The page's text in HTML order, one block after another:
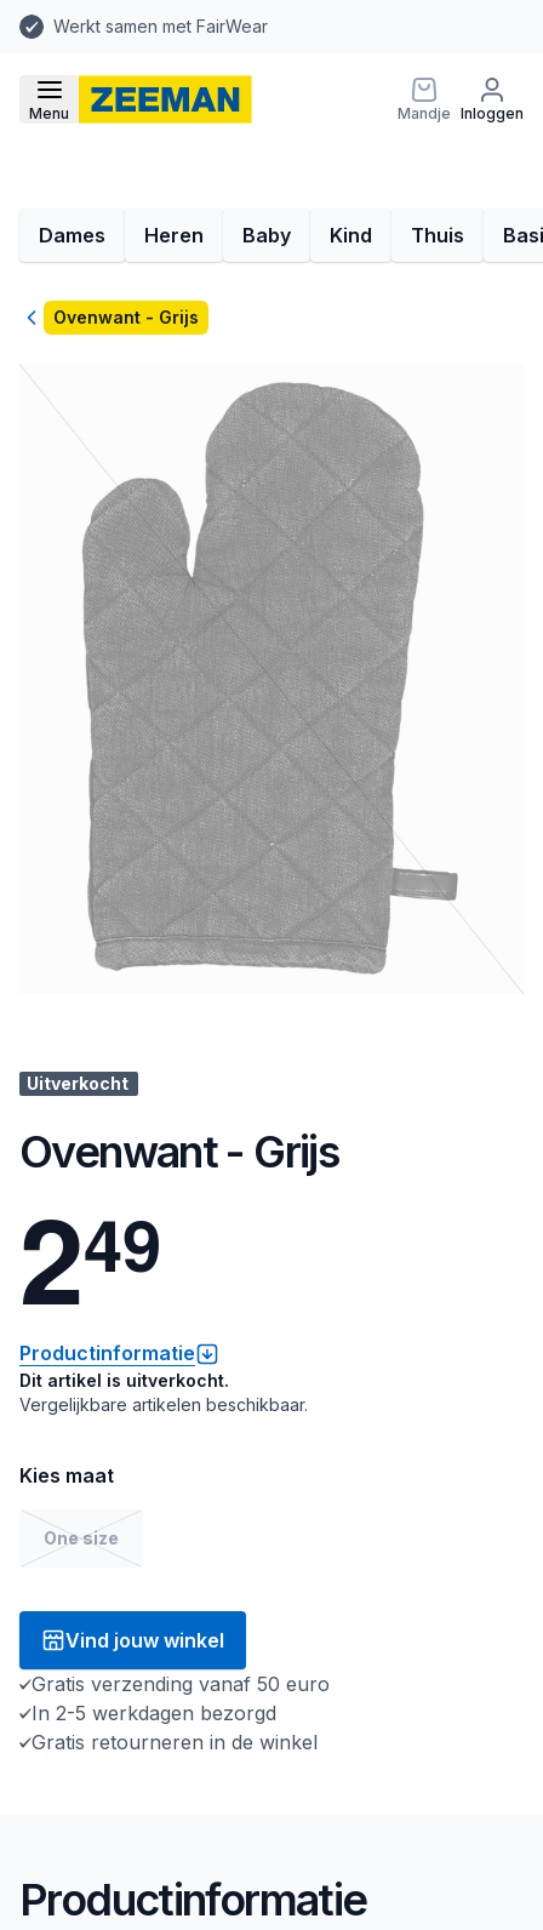
Werkt samen met FairWear
Menu Mandje Inloggen
Dames Heren Baby Kind Thuis
TerugOvenwant - Grijs
Uitverkocht
Ovenwant - Grijs
249
Productinformatie
Dit artikel is uitverkocht.
Vergelijkbare artikelen beschikbaar.
Kies maat
One size
Vind jouw winkel
Gratis verzending vanaf 50 euro
In 2-5 werkdagen bezorgd
Gratis retourneren in de winkel
Productinformatie